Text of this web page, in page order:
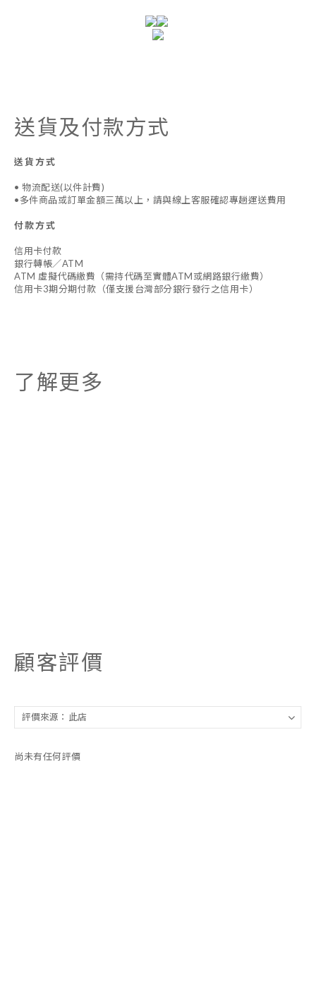
送貨及付款方式
送貨方式
• 物流配送(以件計費)
•多件商品或訂單金額三萬以上，請與線上客服確認專趟運送費用
付款方式
信用卡付款
銀行轉帳／ATM
ATM 虛擬代碼繳費（需持代碼至實體ATM或網路銀行繳費）
信用卡3期分期付款（僅支援台灣部分銀行發行之信用卡）
了解更多
顧客評價
尚未有任何評價